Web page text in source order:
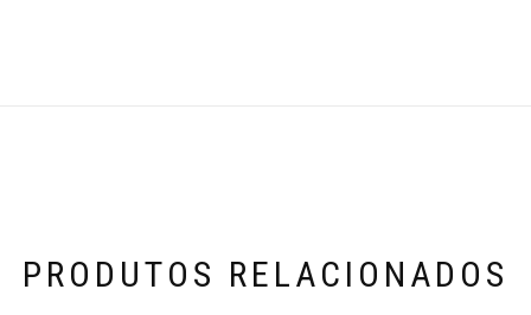
PRODUTOS RELACIONADOS